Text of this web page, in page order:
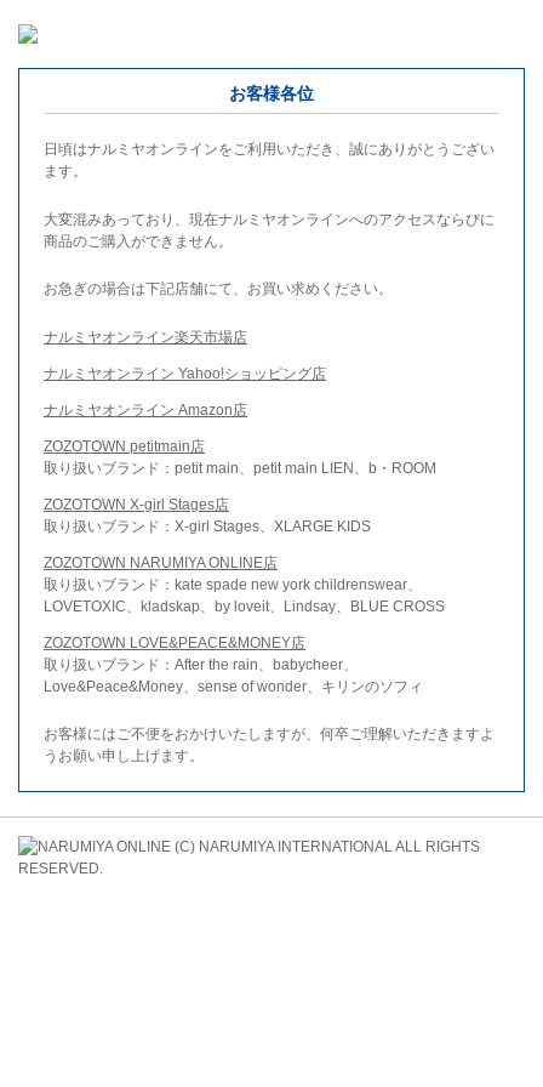
お客様各位
日頃はナルミヤオンラインをご利用いただき、誠にありがとうござい
ます。
大変混みあっており、現在ナルミヤオンラインへのアクセスならびに
商品のご購入ができません。
お急ぎの場合は下記店舗にて、お買い求めください。
ナルミヤオンライン楽天市場店
ナルミヤオンライン Yahoo!ショッピング店
ナルミヤオンライン Amazon店
ZOZOTOWN petitmain店
取り扱いブランド：petit main、petit main LIEN、b・ROOM
ZOZOTOWN X-girl Stages店
取り扱いブランド：X-girl Stages、XLARGE KIDS
ZOZOTOWN NARUMIYA ONLINE店
取り扱いブランド：kate spade new york childrenswear、
LOVETOXIC、kladskap、by loveit、Lindsay、BLUE CROSS
ZOZOTOWN LOVE&PEACE&MONEY店
取り扱いブランド：After the rain、babycheer、
Love&Peace&Money、sense of wonder、キリンのソフィ
お客様にはご不便をおかけいたしますが、何卒ご理解いただきますよ
うお願い申し上げます。